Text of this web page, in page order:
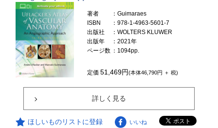
著者
：Guimaraes
ISBN
：978-1-4963-5601-7
出版社
：WOLTERS KLUWER
出版年
：2021年
ページ数 ：1094pp.
定価51,469円(本体46,790円 ＋ 税)
詳しく見る
ほしいものリストに登録 いいね